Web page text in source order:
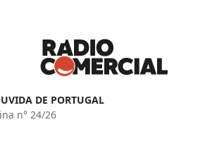
DE PORTUGAL
n° 24/26